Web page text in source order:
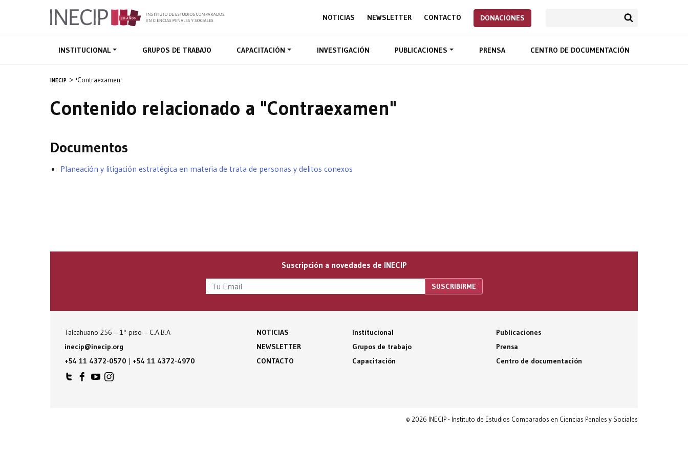
NOTICIAS NEWSLETTER CONTACTO DONACIONES
INSTITUCIONAL GRUPOS DE TRABAJO CAPACITACIÓN INVESTIGACIÓN PUBLICACIONES PRENSA CENTRO DE DOCUMENTACIÓN
INECIP 'Contraexamen'
Contenido relacionado a "Contraexamen"
Documentos
Planeación y litigación estratégica en materia de trata de personas y delitos conexos
Suscripción a novedades de INECIP
Talcahuano 256 – 1º piso – C.A.B.A
inecip@inecip.org
+54 11 4372-0570 | +54 11 4372-4970
NOTICIAS
NEWSLETTER
CONTACTO
Institucional
Grupos de trabajo
Capacitación
Publicaciones
Prensa
Centro de documentación
© 2026 INECIP - Instituto de Estudios Comparados en Ciencias Penales y Sociales